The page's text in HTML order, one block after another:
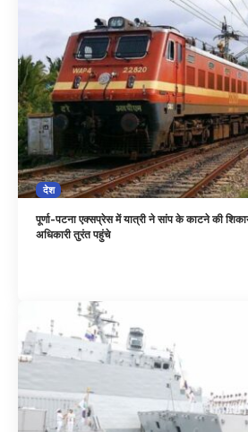
देश
पूर्णा-पटना एक्सप्रेस में यात्री ने सांप के काटने की
अधिकारी तुरंत पहुंचे